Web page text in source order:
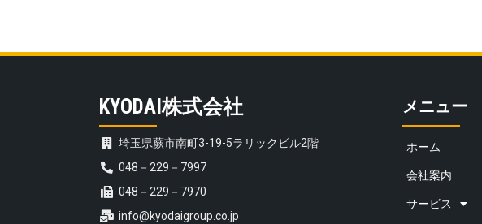
KYODAI株式会社
埼玉県蕨市南町3-19-5ラリックビル2階
048－229－7997
048－229－7970
info@kyodaigroup.co.jp
メニュー
ホーム
会社案内
サービス